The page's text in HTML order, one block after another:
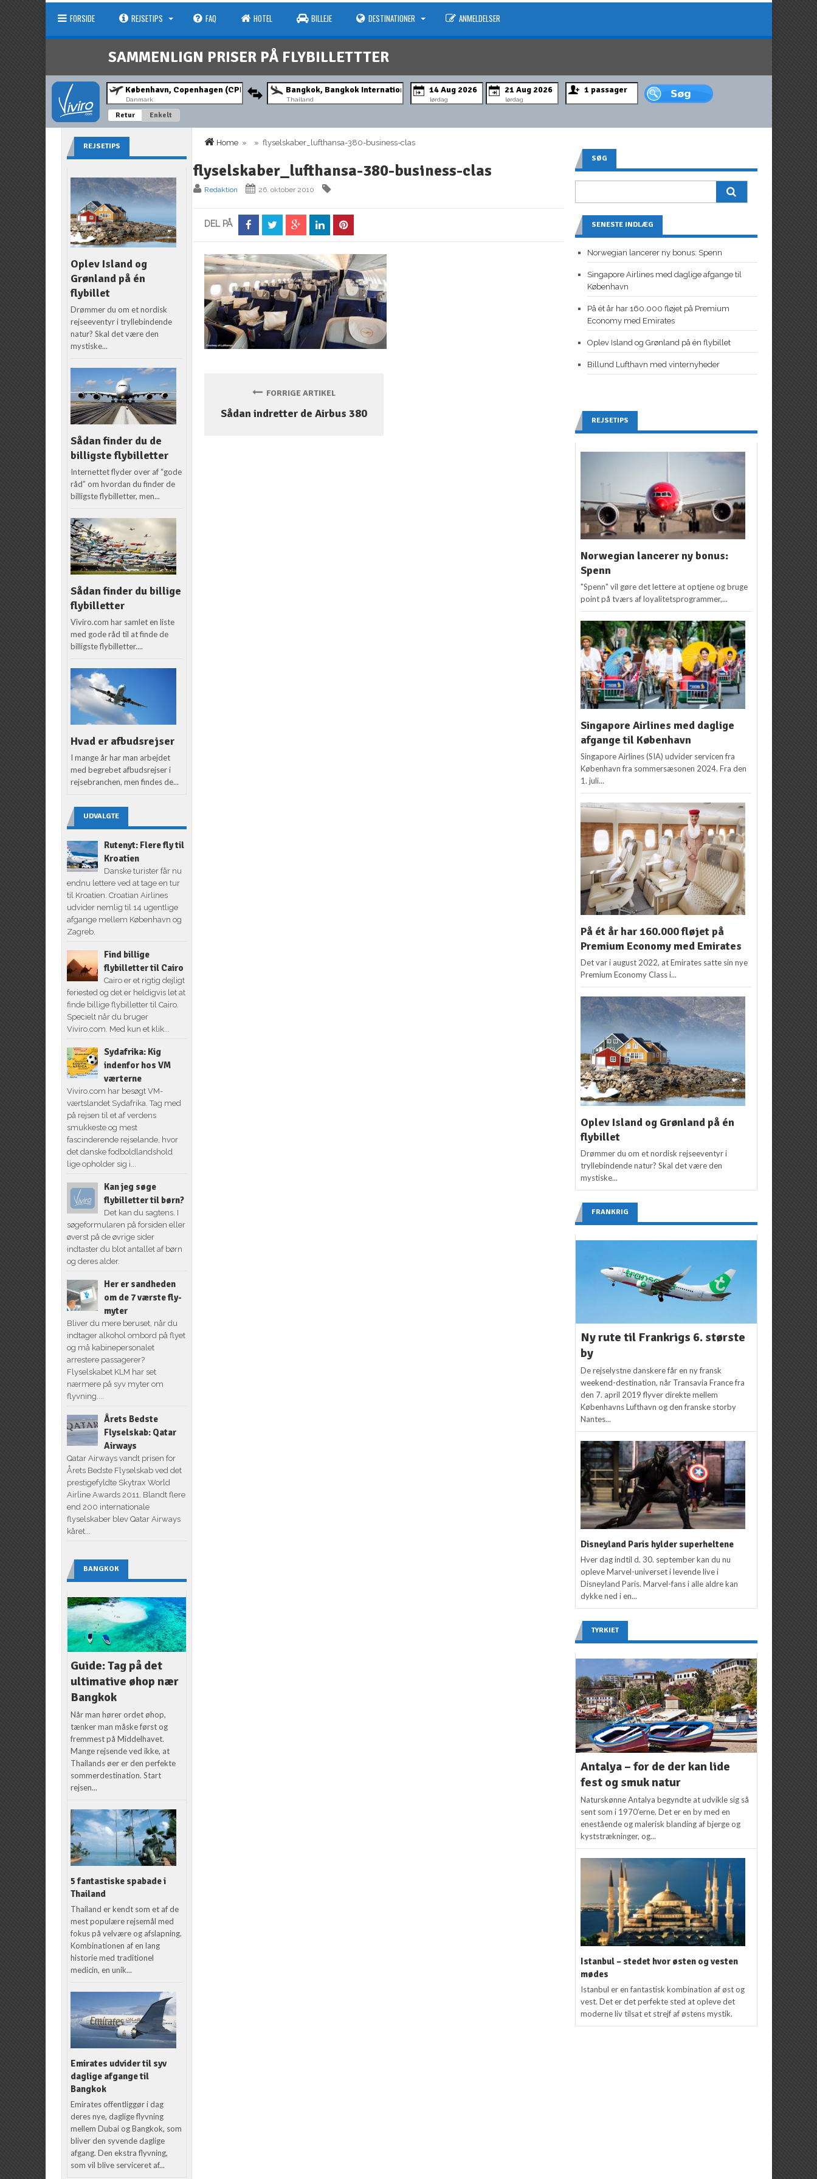
FORSIDE REJSETIPS FAQ HOTEL BILLEJE DESTINATIONER ANMELDELSER
SAMMENLIGN PRISER PÅ FLYBILLETTTER
Danmark Thailand lørdag lørdag
Retur Enkelt
Home » » flyselskaber_lufthansa-380-business-clas
flyselskaber_lufthansa-380-business-clas
Redaktion 26. oktober 2010
DEL PÅ
FORRIGE ARTIKEL
Sådan indretter de Airbus 380
REJSETIPS
Oplev Island og
Grønland på én
flybillet
Drømmer du om et nordisk
rejseeventyr i tryllebindende
natur? Skal det være den
mystiske...
Sådan finder du de
billigste flybilletter
Internettet flyder over af “gode
råd” om hvordan du finder de
billigste flybilletter, men...
Sådan finder du billige
flybilletter
Viviro.com har samlet en liste
med gode råd til at finde de
billigste flybilletter....
Hvad er afbudsrejser
I mange år har man arbejdet
med begrebet afbudsrejser i
rejsebranchen, men findes de...
UDVALGTE
Rutenyt: Flere fly til
Kroatien
Danske turister får nu
endnu lettere ved at tage en tur
til Kroatien. Croatian Airlines
udvider nemlig til 14 ugentlige
afgange mellem København og
Zagreb.
Find billige
flybilletter til Cairo
Cairo er et rigtig dejligt
feriested og det er heldigvis let at
finde billige flybilletter til Cairo.
Specielt når du bruger
Viviro.com. Med kun et klik...
Sydafrika: Kig
indenfor hos VM
værterne
Viviro.com har besøgt VM-
værtslandet Sydafrika. Tag med
på rejsen til et af verdens
smukkeste og mest
fascinderende rejselande, hvor
det danske fodboldlandshold
lige opholder sig i...
Kan jeg søge
flybilletter til børn?
Det kan du sagtens. I
søgeformularen på forsiden eller
øverst på de øvrige sider
indtaster du blot antallet af børn
og deres alder.
Her er sandheden
om de 7 værste fly-
myter
Bliver du mere beruset, når du
indtager alkohol ombord på flyet
og må kabinepersonalet
arrestere passagerer?
Flyselskabet KLM har set
nærmere på syv myter om
flyvning....
Årets Bedste
Flyselskab: Qatar
Airways
Qatar Airways vandt prisen for
Årets Bedste Flyselskab ved det
prestigefyldte Skytrax World
Airline Awards 2011. Blandt flere
end 200 internationale
flyselskaber blev Qatar Airways
kåret...
BANGKOK
Guide: Tag på det
ultimative øhop nær
Bangkok
Når man hører ordet øhop,
tænker man måske først og
fremmest på Middelhavet.
Mange rejsende ved ikke, at
Thailands øer er den perfekte
sommerdestination. Start
rejsen...
5 fantastiske spabade i
Thailand
Thailand er kendt som et af de
mest populære rejsemål med
fokus på velvære og afslapning.
Kombinationen af en lang
historie med traditionel
medicin, en unik...
Emirates udvider til syv
daglige afgange til
Bangkok
Emirates offentliggør i dag
deres nye, daglige flyvning
mellem Dubai og Bangkok, som
bliver den syvende daglige
afgang. Den ekstra flyvning,
som vil blive serviceret af...
SØG
SENESTE INDLÆG
Norwegian lancerer ny bonus: Spenn
Singapore Airlines med daglige afgange til
København
På ét år har 160.000 fløjet på Premium
Economy med Emirates
Oplev Island og Grønland på én flybillet
Billund Lufthavn med vinternyheder
REJSETIPS
Norwegian lancerer ny bonus:
Spenn
"Spenn" vil gøre det lettere at optjene og bruge
point på tværs af loyalitetsprogrammer,...
Singapore Airlines med daglige
afgange til København
Singapore Airlines (SIA) udvider servicen fra
København fra sommersæsonen 2024. Fra den
1. juli...
På ét år har 160.000 fløjet på
Premium Economy med Emirates
Det var i august 2022, at Emirates satte sin nye
Premium Economy Class i...
Oplev Island og Grønland på én
flybillet
Drømmer du om et nordisk rejseeventyr i
tryllebindende natur? Skal det være den
mystiske...
FRANKRIG
Ny rute til Frankrigs 6. største
by
De rejselystne danskere får en ny fransk
weekend-destination, når Transavia France fra
den 7. april 2019 flyver direkte mellem
Københavns Lufthavn og den franske storby
Nantes...
Disneyland Paris hylder superheltene
Hver dag indtil d. 30. september kan du nu
opleve Marvel-universet i levende live i
Disneyland Paris. Marvel-fans i alle aldre kan
dykke ned i en...
TYRKIET
Antalya – for de der kan lide
fest og smuk natur
Naturskønne Antalya begyndte at udvikle sig så
sent som i 1970’erne. Det er en by med en
enestående og malerisk blanding af bjerge og
kyststrækninger, og...
Istanbul – stedet hvor østen og vesten
mødes
Istanbul er en fantastisk kombination af øst og
vest. Det er det perfekte sted at opleve det
moderne liv tilsat et strejf af østens mystik.